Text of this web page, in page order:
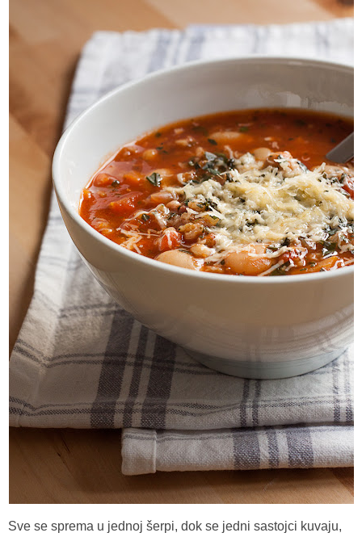
Sve se sprema u jednoj šerpi, dok se jedni sastojci kuvaju,